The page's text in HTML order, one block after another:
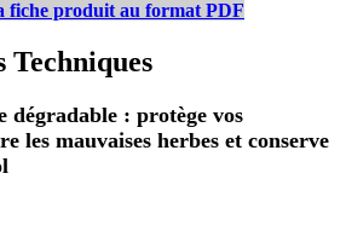
fiche produit au format PDF
Techniques
dégradable : protège vos
les mauvaises herbes et conserve